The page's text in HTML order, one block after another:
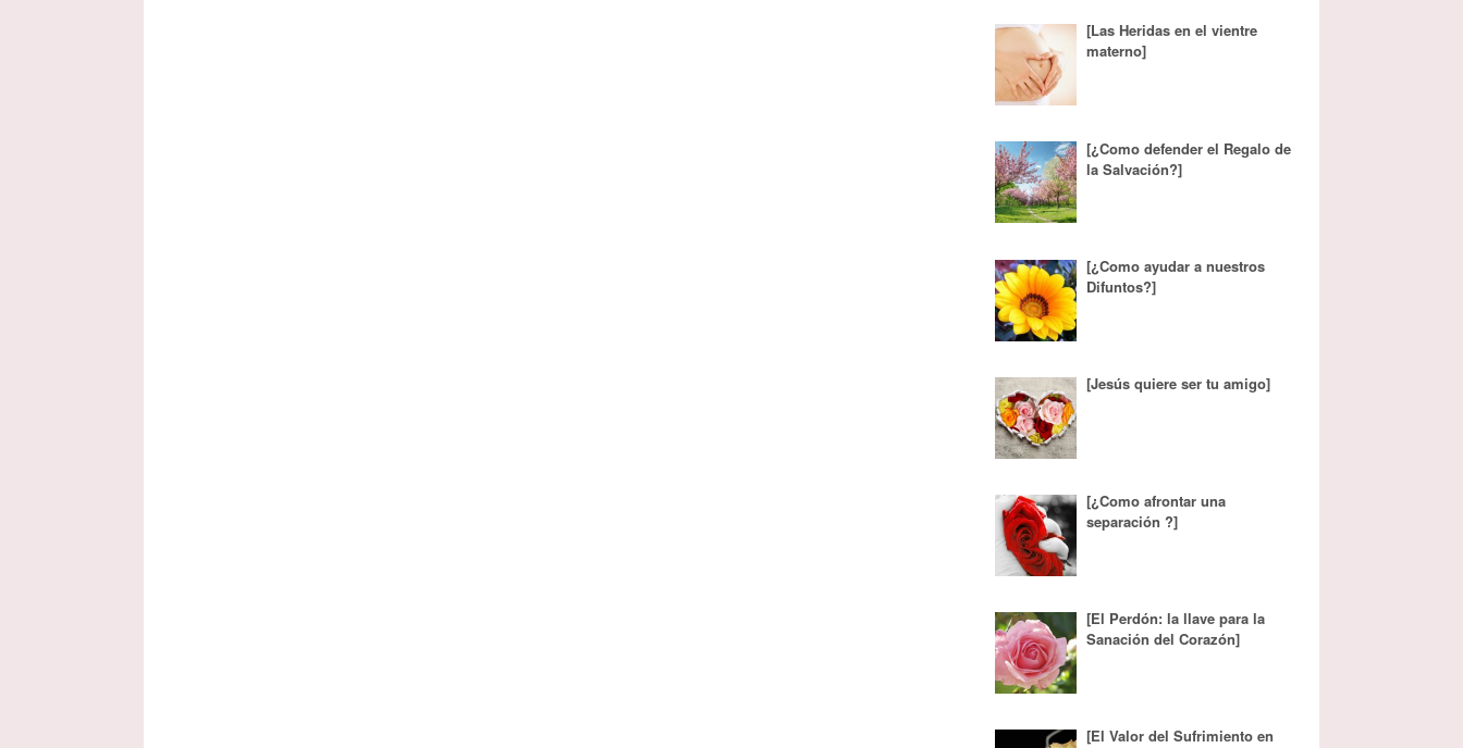
[Las Heridas en el vientre
materno]
[¿Como defender el Regalo de
la Salvación?]
[¿Como ayudar a nuestros
Difuntos?]
[Jesús quiere ser tu amigo]
[¿Como afrontar una
separación ?]
[El Perdón: la llave para la
Sanación del Corazón]
[El Valor del Sufrimiento en